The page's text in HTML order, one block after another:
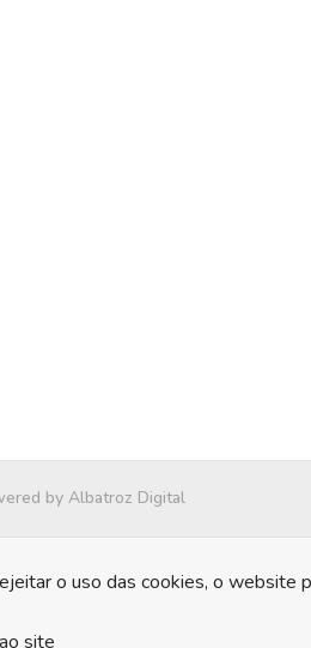
by Albatroz Digital
o uso das cookies, o website
site